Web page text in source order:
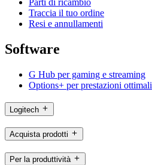
Parti di ricambio
Traccia il tuo ordine
Resi e annullamenti
Software
G Hub per gaming e streaming
Options+ per prestazioni ottimali
Logitech
Acquista prodotti
Per la produttività